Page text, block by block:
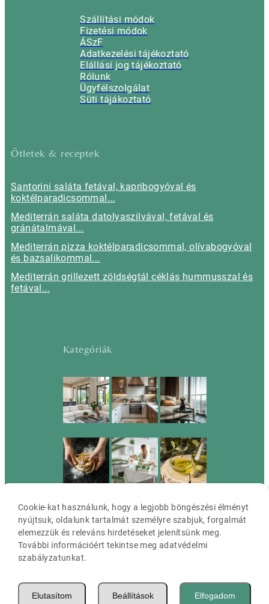
Szállítási módok
Fizetési módok
ÁSzF
Adatkezelési tájékoztató
Elállási jog tájékoztató
Rólunk
Ügyfélszolgálat
Süti tájákoztató
Ötletek & receptek
Santorini saláta fetával, kapribogyóval és
koktélparadicsommal...
Mediterrán saláta datolyaszilvával, fetával és
gránátalmával...
Mediterrán pizza koktélparadicsommal, olívabogyóval
és bazsalikommal...
Mediterrán grillezett zöldségtál céklás hummusszal és
fetával...
Kategóriák
Cassia ©2026 Minden jog fenntartva.
Cookie-kat használunk, hogy a legjobb böngészési élményt
nyújtsuk, oldalunk tartalmát személyre szabjuk, forgalmát
elemezzük és releváns hirdetéseket jelenítsünk meg.
További információért tekintse meg adatvédelmi
szabályzatunkat.
Elfogadom
Beállítások
Elutasítom